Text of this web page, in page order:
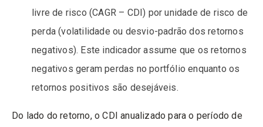
livre de risco (CAGR – CDI) por unidade de risco de
perda (volatilidade ou desvio-padrão dos retornos
negativos). Este indicador assume que os retornos
negativos geram perdas no portfólio enquanto os
retornos positivos são desejáveis.
Do lado do retorno, o CDI anualizado para o período de